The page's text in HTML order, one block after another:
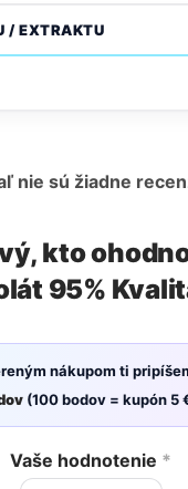
/ EXTRAKTU
nie sú žiadne
kto
95%
nákupom ti
(100 bodov = kupón 5
Vaše hodnotenie *